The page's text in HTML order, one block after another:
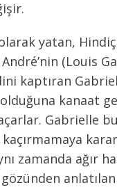
yatan,
(Louis
kaptıran
olduğuna kanaat
Gabrielle
zamanda ağır
gözünden